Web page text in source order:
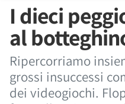
I dieci
al
Ripercorriamo
grossi insuccessi
dei videogiochi.